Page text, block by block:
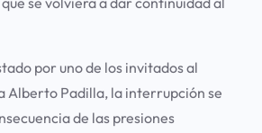
por uno de los invitados al
Alberto Padilla, la interrupción se
de las presiones